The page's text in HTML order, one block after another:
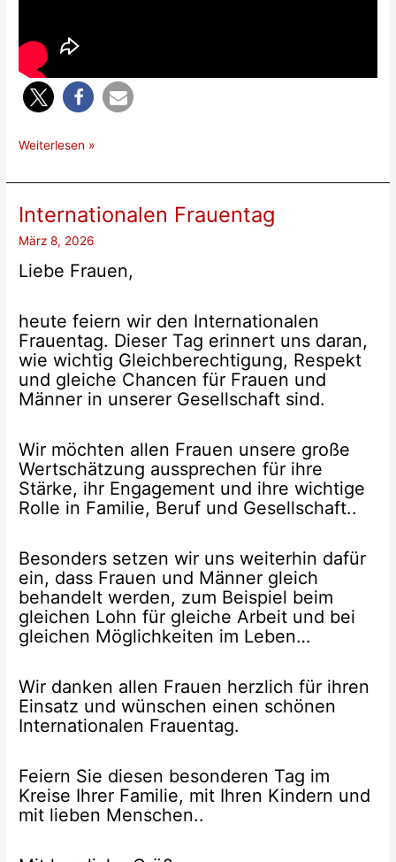
Interview
Weiterlesen »
Internationalen Frauentag
März 8, 2026
Liebe Frauen,
heute feiern wir den Internationalen
Frauentag. Dieser Tag erinnert uns daran,
wie wichtig Gleichberechtigung, Respekt
und gleiche Chancen für Frauen und
Männer in unserer Gesellschaft sind.
Wir möchten allen Frauen unsere große
Wertschätzung aussprechen für ihre
Stärke, ihr Engagement und ihre wichtige
Rolle in Familie, Beruf und Gesellschaft..
Besonders setzen wir uns weiterhin dafür
ein, dass Frauen und Männer gleich
behandelt werden, zum Beispiel beim
gleichen Lohn für gleiche Arbeit und bei
gleichen Möglichkeiten im Leben…
Wir danken allen Frauen herzlich für ihren
Einsatz und wünschen einen schönen
Internationalen Frauentag.
Feiern Sie diesen besonderen Tag im
Kreise Ihrer Familie, mit Ihren Kindern und
mit lieben Menschen..